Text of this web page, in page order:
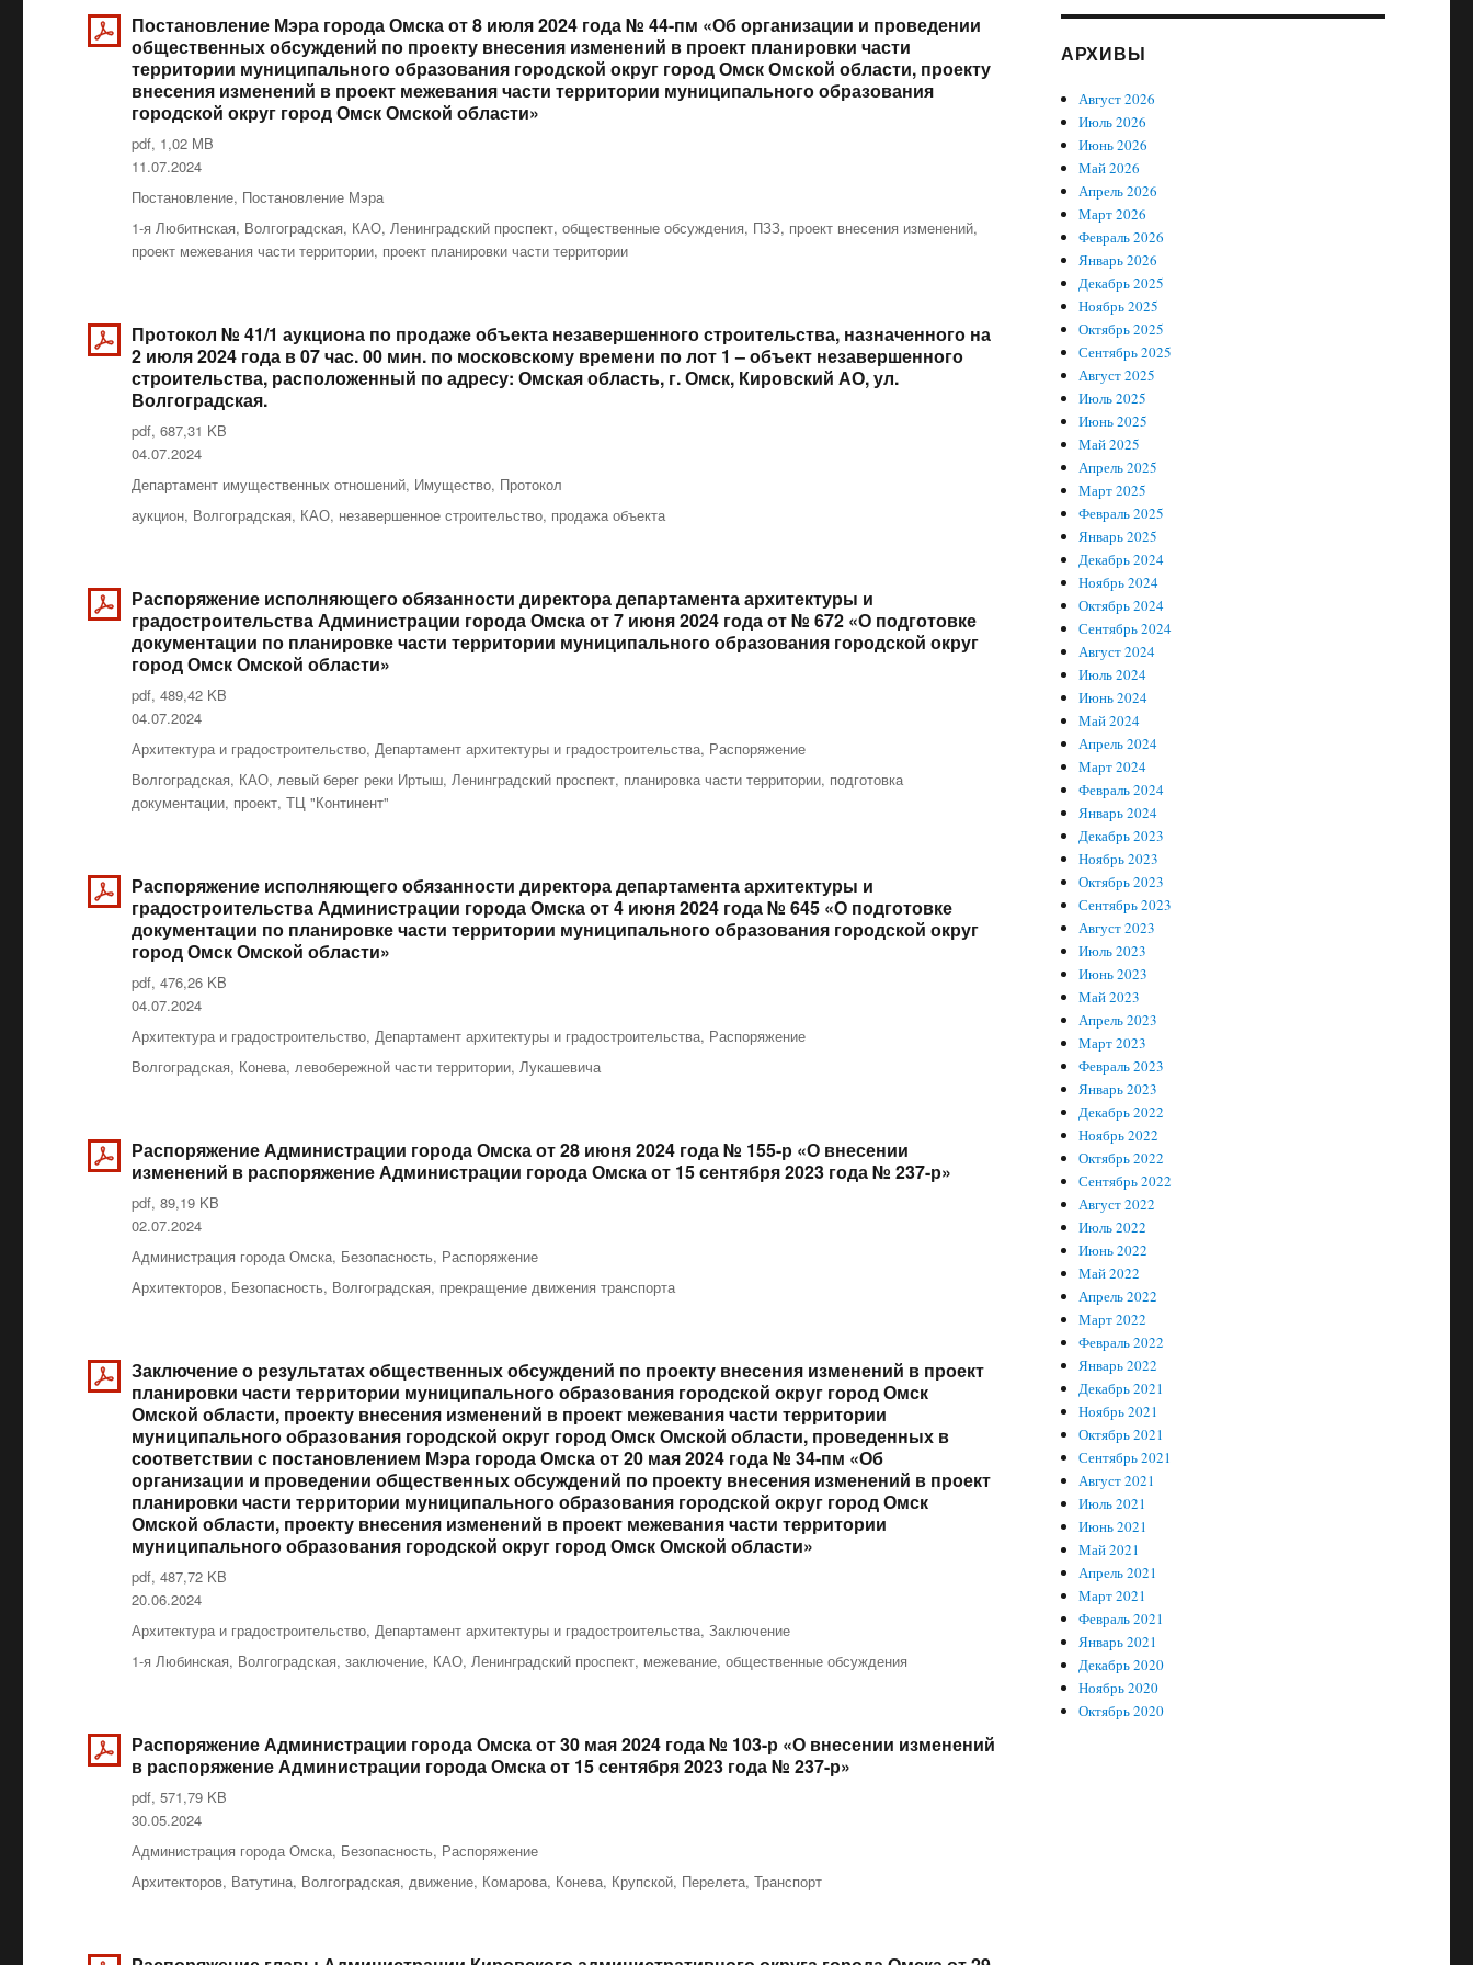
Постановление Мэра города Омска от 8 июля 2024 года № 44-пм «Об организации и проведении
общественных обсуждений по проекту внесения изменений в проект планировки части
территории муниципального образования городской округ город Омск Омской области, проекту
внесения изменений в проект межевания части территории муниципального образования
городской округ город Омск Омской области»
pdf, 1,02 MB
Опубликовано
11.07.2024
Рубрики
Постановление, Постановление Мэра
Метки
1-я Любитнская, Волгоградская, КАО,Ленинградский проспект,общественные обсуждения, ПЗЗ, проект внесения изменений,
проект межевания части территории, проект планировки части территории
Протокол № 41/1 аукциона по продаже объекта незавершенного строительства, назначенного на
2 июля 2024 года в 07 час. 00 мин. по московскому времени по лот 1 – объект незавершенного
строительства, расположенный по адресу: Омская область, г. Омск, Кировский АО, ул.
Волгоградская.
pdf, 687,31 KB
Опубликовано
04.07.2024
Рубрики
Департамент имущественных отношений, Имущество, Протокол
Метки
аукцион, Волгоградская, КАО, незавершенное строительство, продажа объекта
Распоряжение исполняющего обязанности директора департамента архитектуры и
градостроительства Администрации города Омска от 7 июня 2024 года от № 672 «О подготовке
документации по планировке части территории муниципального образования городской округ
город Омск Омской области»
pdf, 489,42 KB
Опубликовано
04.07.2024
Рубрики
Архитектура и градостроительство,Департамент архитектуры и градостроительства, Распоряжение
Метки
Волгоградская, КАО,левый берег реки Иртыш,Ленинградский проспект, планировка части территории, подготовка
документации, проект,ТЦ "Континент"
Распоряжение исполняющего обязанности директора департамента архитектуры и
градостроительства Администрации города Омска от 4 июня 2024 года № 645 «О подготовке
документации по планировке части территории муниципального образования городской округ
город Омск Омской области»
pdf, 476,26 KB
Опубликовано
04.07.2024
Рубрики
Архитектура и градостроительство,Департамент архитектуры и градостроительства, Распоряжение
Метки
Волгоградская, Конева,левобережной части территории,Лукашевича
Распоряжение Администрации города Омска от 28 июня 2024 года № 155-р «О внесении
изменений в распоряжение Администрации города Омска от 15 сентября 2023 года № 237-р»
pdf, 89,19 KB
Опубликовано
02.07.2024
Рубрики
Администрация города Омска, Безопасность, Распоряжение
Метки
Архитекторов, Безопасность, Волгоградская, прекращение движения транспорта
Заключение о результатах общественных обсуждений по проекту внесения изменений в проект
планировки части территории муниципального образования городской округ город Омск
Омской области, проекту внесения изменений в проект межевания части территории
муниципального образования городской округ город Омск Омской области, проведенных в
соответствии с постановлением Мэра города Омска от 20 мая 2024 года № 34-пм «Об
организации и проведении общественных обсуждений по проекту внесения изменений в проект
планировки части территории муниципального образования городской округ город Омск
Омской области, проекту внесения изменений в проект межевания части территории
муниципального образования городской округ город Омск Омской области»
pdf, 487,72 KB
Опубликовано
20.06.2024
Рубрики
Архитектура и градостроительство,Департамент архитектуры и градостроительства,Заключение
Метки
1-я Любинская, Волгоградская,заключение, КАО,Ленинградский проспект, межевание,общественные обсуждения
Распоряжение Администрации города Омска от 30 мая 2024 года № 103-р «О внесении изменений
в распоряжение Администрации города Омска от 15 сентября 2023 года № 237-р»
pdf, 571,79 KB
Опубликовано
30.05.2024
Рубрики
Администрация города Омска, Безопасность, Распоряжение
Метки
Архитекторов, Ватутина, Волгоградская,движение, Комарова, Конева, Крупской, Перелета,Транспорт
АРХИВЫ
Август 2026
Июль 2026
Июнь 2026
Май 2026
Апрель 2026
Март 2026
Февраль 2026
Январь 2026
Декабрь 2025
Ноябрь 2025
Октябрь 2025
Сентябрь 2025
Август 2025
Июль 2025
Июнь 2025
Май 2025
Апрель 2025
Март 2025
Февраль 2025
Январь 2025
Декабрь 2024
Ноябрь 2024
Октябрь 2024
Сентябрь 2024
Август 2024
Июль 2024
Июнь 2024
Май 2024
Апрель 2024
Март 2024
Февраль 2024
Январь 2024
Декабрь 2023
Ноябрь 2023
Октябрь 2023
Сентябрь 2023
Август 2023
Июль 2023
Июнь 2023
Май 2023
Апрель 2023
Март 2023
Февраль 2023
Январь 2023
Декабрь 2022
Ноябрь 2022
Октябрь 2022
Сентябрь 2022
Август 2022
Июль 2022
Июнь 2022
Май 2022
Апрель 2022
Март 2022
Февраль 2022
Январь 2022
Декабрь 2021
Ноябрь 2021
Октябрь 2021
Сентябрь 2021
Август 2021
Июль 2021
Июнь 2021
Май 2021
Апрель 2021
Март 2021
Февраль 2021
Январь 2021
Декабрь 2020
Ноябрь 2020
Октябрь 2020